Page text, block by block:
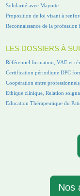
Solidarité avec Mayotte
Proposition de loi visant à
Reconnaissance de la
LES DOSSIERS À
Référentiel formation, VAE et
Certification périodique DPC
Coopération entre
Ethique clinique, Relation
Education Thérapeutique du
Nos